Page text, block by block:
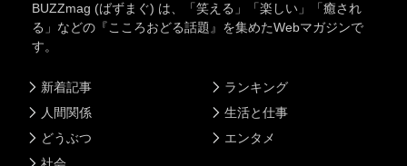
BUZZmag (ばずまぐ) は、「笑える」「楽しい」「癒され
る」などの『こころおどる話題』を集めたWebマガジンで
す。
新着記事
人間関係
どうぶつ
ランキング
生活と仕事
エンタメ